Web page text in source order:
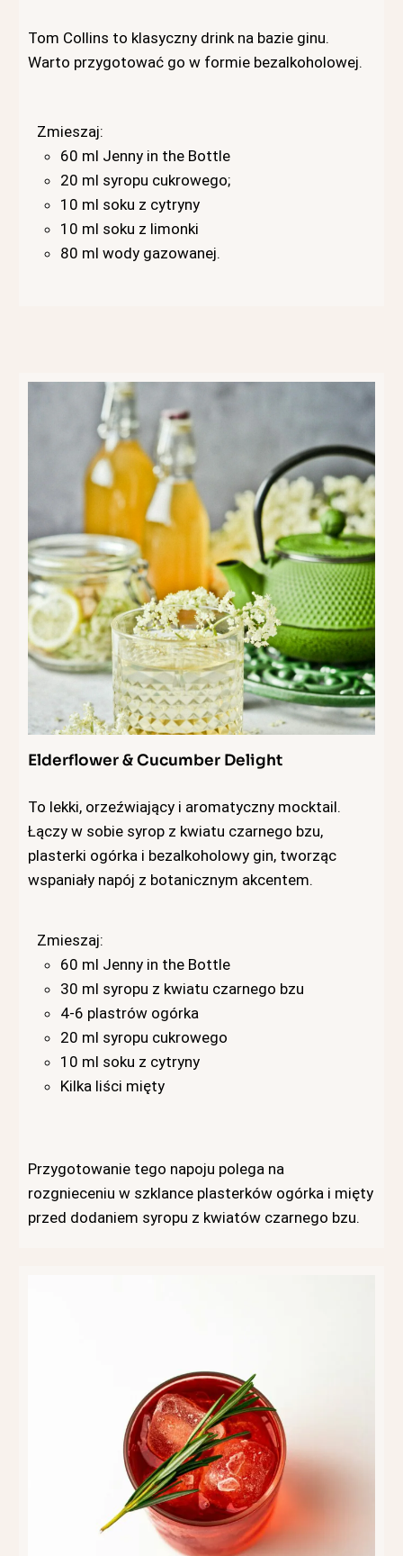
Tom Collins to klasyczny drink na bazie ginu.
Warto przygotować go w formie bezalkoholowej.
Zmieszaj:
60 ml Jenny in the Bottle
20 ml syropu cukrowego;
10 ml soku z cytryny
10 ml soku z limonki
80 ml wody gazowanej.
Elderflower & Cucumber Delight
To lekki, orzeźwiający i aromatyczny mocktail.
Łączy w sobie syrop z kwiatu czarnego bzu,
plasterki ogórka i bezalkoholowy gin, tworząc
wspaniały napój z botanicznym akcentem.
Zmieszaj:
60 ml Jenny in the Bottle
30 ml syropu z kwiatu czarnego bzu
4-6 plastrów ogórka
20 ml syropu cukrowego
10 ml soku z cytryny
Kilka liści mięty
Przygotowanie tego napoju polega na
rozgnieceniu w szklance plasterków ogórka i mięty
przed dodaniem syropu z kwiatów czarnego bzu.